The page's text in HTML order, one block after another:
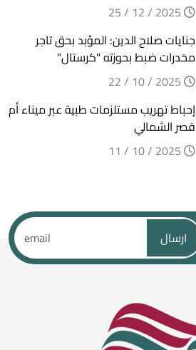
جنايات صلاح الدين: المؤبد بحق تاجر
مخدرات ضبط بحوزته "كرستال"
إحباط تهريب مستلزمات طبية عبر ميناء أم
قصر الشمالي
ارسال